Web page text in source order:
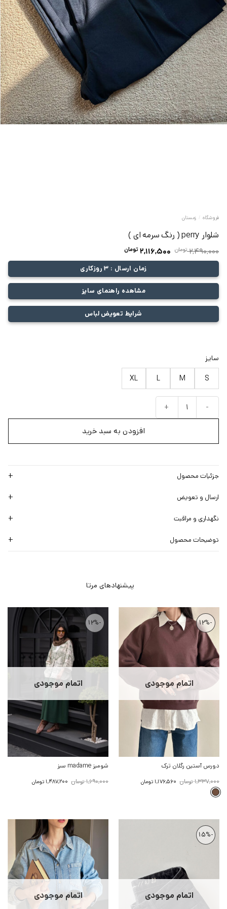
فروشگاه / زمستان
شلوار perry ( رنگ سرمه ای )
2,490,000 تومان قیمت
اصلی:
2,490,000 تومان
بود.
2,116,500تومانقیمت
فعلی:
2,116,500 تومان.زمان ارسال : 3 روزکاری
مشاهده راهنمای سایز
شرایط تعویض لباس
سایز
M
XL
شلوار perry ( رنگ سرمه ای ) عدد
افزودن به سبد خرید
جزئیات محصول
ارسال و تعویض
نگهداری و مراقبت
توضیحات محصول
-12%
اتمام موجودی
دورس آستین رگلان ترک
1,337,000تومان قیمت
بود.
1,176,560 تومانقیمت
اتمام موجودی
شومیز madame سبز
1,690,000تومان قیمت
بود.
1,487,200 تومانقیمت
اتمام موجودی اتمام موجودی